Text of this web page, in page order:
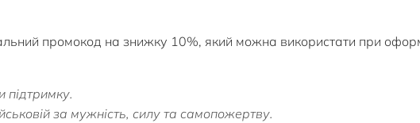
промокод на знижку 10%, який можна використати при
підтримку.
за мужність, силу та самопожертву.